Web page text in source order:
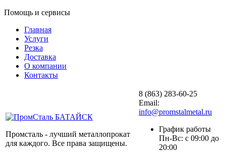
Помощь и сервисы
Главная
Услуги
Резка
Доставка
О компании
Контакты
Промсталь - лучший металлопрокат
для каждого. Все права защищены.
8 (863) 283-60-25
Email:
info@promstalmetal.ru
График работы
Пн-Вс: с 09:00 до
20:00